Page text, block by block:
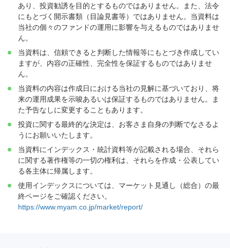
あり、投資勧誘を目的とするものではありません。また、法令
にもとづく開示書類（目論見書等）ではありません。当資料は
当社の個々のファンドの運用に影響を与えるものではありませ
ん。
当資料は、信頼できると判断した情報等にもとづき作成してい
ますが、内容の正確性、完全性を保証するものではありませ
ん。
当資料の内容は作成日における当社の見解に基づいており、将
来の運用成果を示唆あるいは保証するものではありません。ま
た予告なしに変更することもあります。
投資に関する最終的な決定は、お客さま自身の判断でなさるよ
うにお願いいたします。
当資料にインデックス・統計資料等が記載される場合、それら
に関する著作権等の一切の権利は、それらを作成・公表してい
る各主体に帰属します。
使用インデックスについては、マーケット見通し（総合）の最
終ページをご確認ください。
https://www.myam.co.jp/market/report/